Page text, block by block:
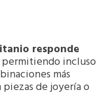
responde
incluso
más
de joyería o